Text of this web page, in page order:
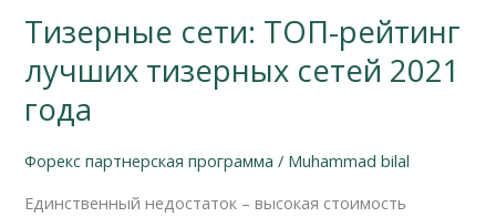
Тизерные сети: ТОП-рейтинг
лучших тизерных сетей 2021
года
Форекс партнерская программа / Muhammad bilal
Единственный недостаток – высокая стоимость
Тизерные
ТОП-
рейтинг
тизерных
сетей